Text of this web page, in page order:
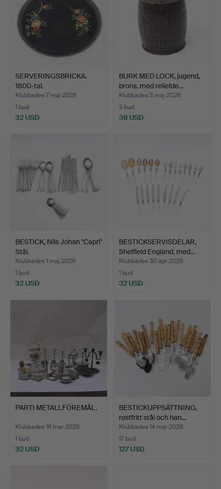
SERVERINGSBRICKA.
1800-tal.
Klubbades 7 maj 2026
1 bud
32 USD
BURK MED LOCK, jugend,
brons, med reliefde…
Klubbades 3 maj 2026
3 bud
38 USD
BESTICK, Nils Johan "Capri"
Stål.
Klubbades 1 maj 2026
1 bud
32 USD
BESTICKSERVISDELAR,
Sheffield England, med…
Klubbades 30 apr 2026
1 bud
32 USD
PARTI METALLFÖREMÅL.
Klubbades 16 mar 2026
1 bud
32 USD
BESTICKUPPSÄTTNING,
rostfritt stål och han…
Klubbades 14 mar 2026
17 bud
127 USD